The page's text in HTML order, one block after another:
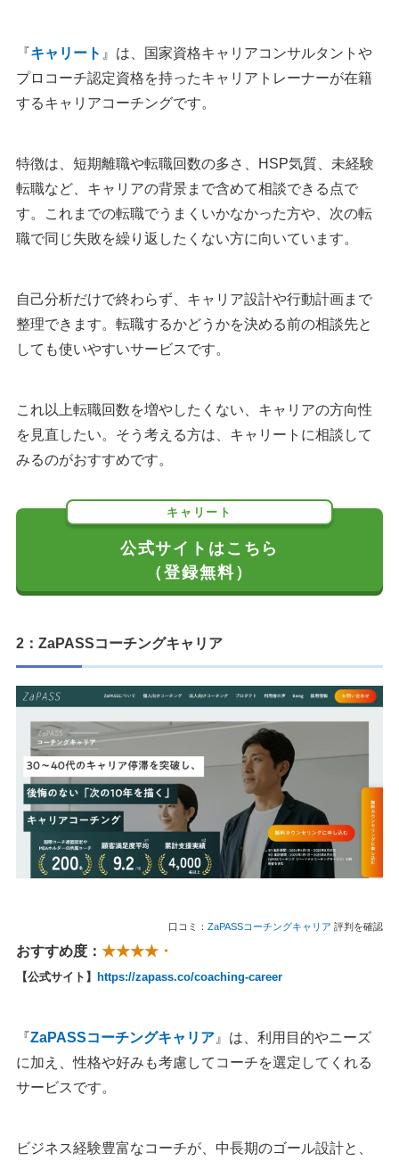
『キャリート 』は、国家資格キャリアコンサルタントや
プロコーチ認定資格を持ったキャリアトレーナーが在籍
するキャリアコーチングです。
特徴は、短期離職や転職回数の多さ、HSP気質、未経験
転職など、キャリアの背景まで含めて相談できる点で
す。これまでの転職でうまくいかなかった方や、次の転
職で同じ失敗を繰り返したくない方に向いています。
自己分析だけで終わらず、キャリア設計や行動計画まで
整理できます。転職するかどうかを決める前の相談先と
しても使いやすいサービスです。
これ以上転職回数を増やしたくない、キャリアの方向性
を見直したい。そう考える方は、キャリートに相談して
みるのがおすすめです。
キャリート
公式サイトはこちら
（登録無料）
2：ZaPASSコーチングキャリア
口コミ： ZaPASSコーチングキャリア 評判を確認
おすすめ度： ★★★★・
【公式サイト】 https://zapass.co/coaching-career
『ZaPASSコーチングキャリア 』は、利用目的やニーズ
に加え、性格や好みも考慮してコーチを選定してくれる
サービスです。
ビジネス経験豊富なコーチが、中長期のゴール設計と、